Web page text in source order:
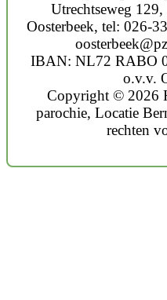
Utrechtseweg
Oosterbeek, tel: 026-
IBAN: NL72 RABO
o.v.v.
Copyright © 2026
parochie, Locatie
rechten